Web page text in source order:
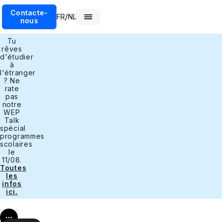
Contacte-
nous
FR/NL
Tu
rêves
d'étudier
à
l'étranger
? Ne
rate
pas
notre
WEP
Talk
spécial
programmes
scolaires
le
11/08.
Toutes
les
infos
ici.